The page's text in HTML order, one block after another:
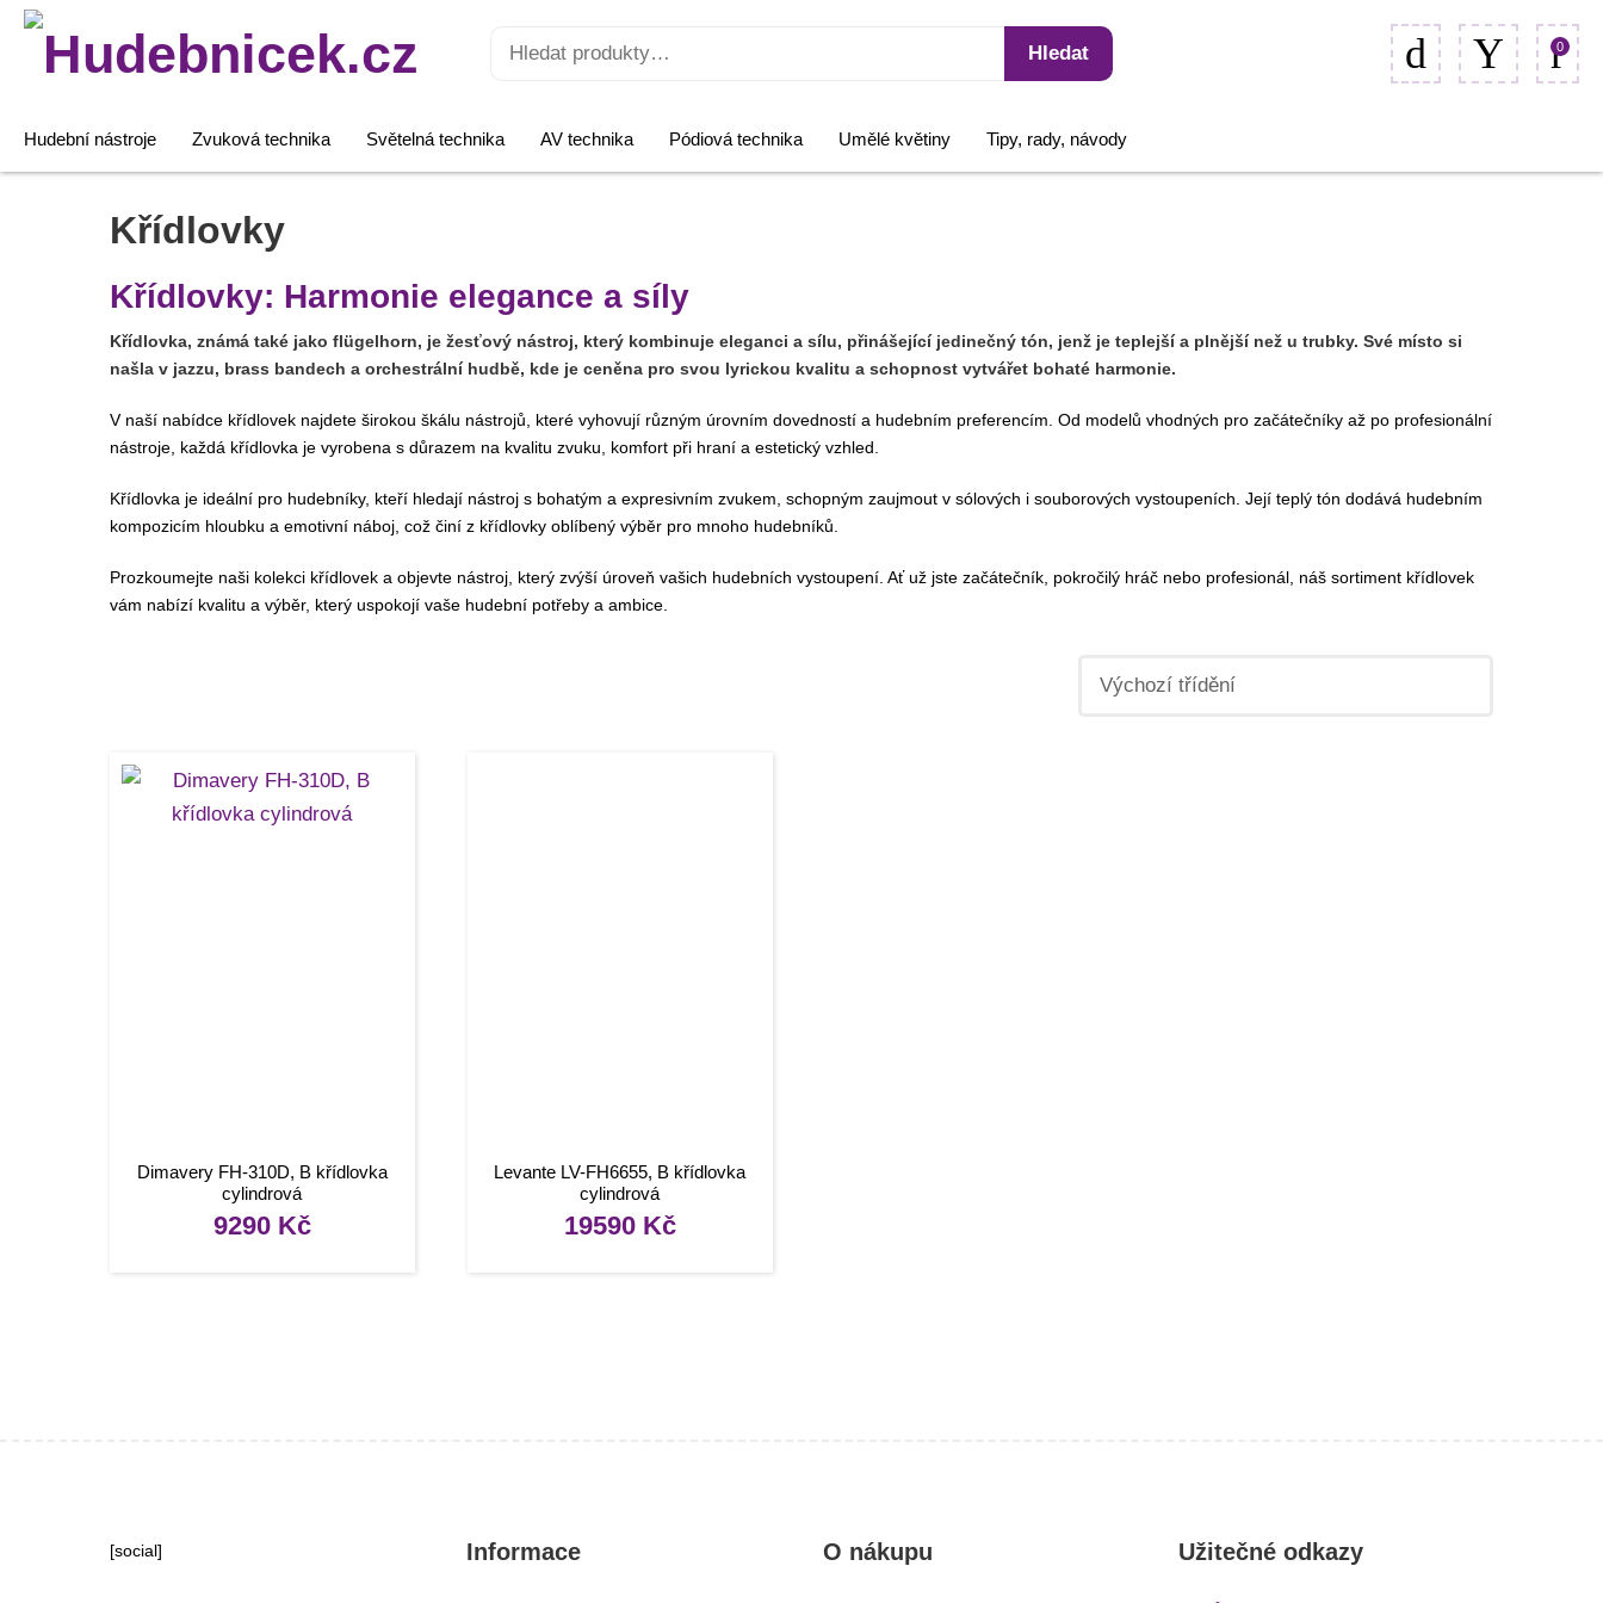
Hledat:
Hledat 0
Hudební nástroje Zvuková technika Světelná technika AV technika Pódiová technika Umělé květiny Tipy, rady, návody
Křídlovky
Křídlovky: Harmonie elegance a síly
Křídlovka, známá také jako flügelhorn, je žesťový nástroj, který kombinuje eleganci a sílu, přinášející jedinečný tón, jenž je teplejší a plnější než u trubky. Své místo si
našla v jazzu, brass bandech a orchestrální hudbě, kde je ceněna pro svou lyrickou kvalitu a schopnost vytvářet bohaté harmonie.
V naší nabídce křídlovek najdete širokou škálu nástrojů, které vyhovují různým úrovním dovedností a hudebním preferencím. Od modelů vhodných pro začátečníky až po profesionální
nástroje, každá křídlovka je vyrobena s důrazem na kvalitu zvuku, komfort při hraní a estetický vzhled.
Křídlovka je ideální pro hudebníky, kteří hledají nástroj s bohatým a expresivním zvukem, schopným zaujmout v sólových i souborových vystoupeních. Její teplý tón dodává hudebním
kompozicím hloubku a emotivní náboj, což činí z křídlovky oblíbený výběr pro mnoho hudebníků.
Prozkoumejte naši kolekci křídlovek a objevte nástroj, který zvýší úroveň vašich hudebních vystoupení. Ať už jste začátečník, pokročilý hráč nebo profesionál, náš sortiment křídlovek
vám nabízí kvalitu a výběr, který uspokojí vaše hudební potřeby a ambice.
Dimavery FH-310D, B křídlovka
cylindrová
9290 Kč
Levante LV-FH6655, B křídlovka
cylindrová
19590 Kč
[social] Informace O nákupu Užitečné odkazy